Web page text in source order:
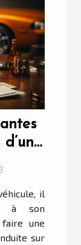
il
à son
une
sur